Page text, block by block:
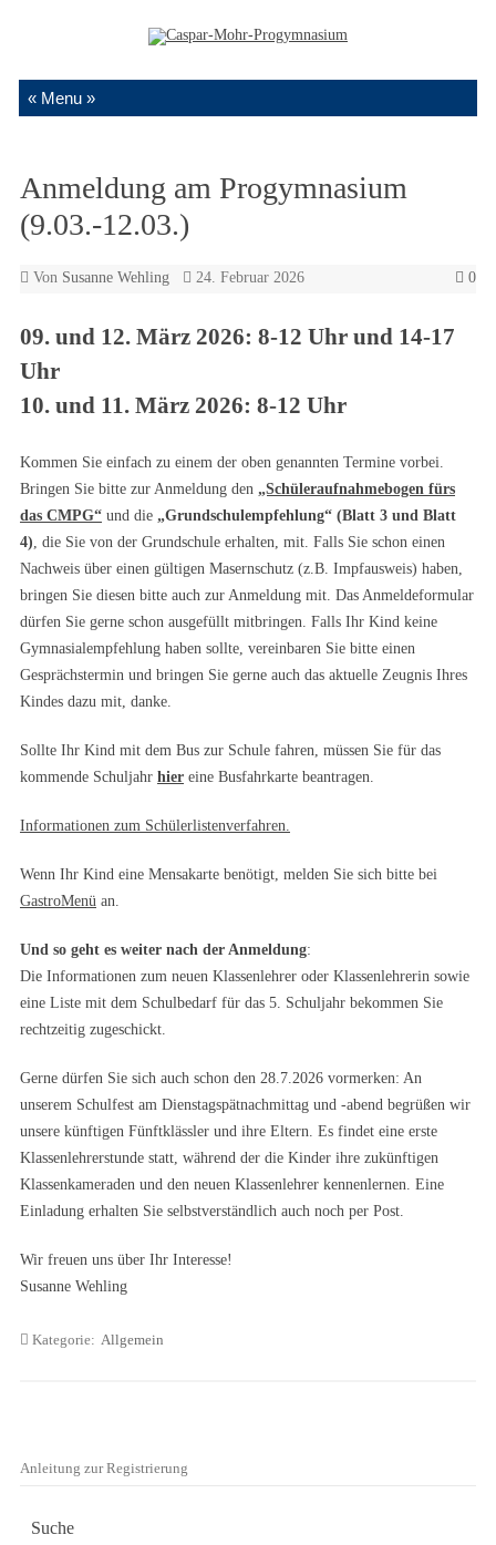
Zum Inhalt springen
Anmeldung am Progymnasium
(9.03.-12.03.)
Von Susanne Wehling 24. Februar 2026 0
09. und 12. März 2026: 8-12 Uhr und 14-17
Uhr
10. und 11. März 2026: 8-12 Uhr
Kommen Sie einfach zu einem der oben genannten Termine vorbei.
Bringen Sie bitte zur Anmeldung den „Schüleraufnahmebogen fürs
das CMPG“ und die „Grundschulempfehlung“ (Blatt 3 und Blatt
4), die Sie von der Grundschule erhalten, mit. Falls Sie schon einen
Nachweis über einen gültigen Masernschutz (z.B. Impfausweis) haben,
bringen Sie diesen bitte auch zur Anmeldung mit. Das Anmeldeformular
dürfen Sie gerne schon ausgefüllt mitbringen. Falls Ihr Kind keine
Gymnasialempfehlung haben sollte, vereinbaren Sie bitte einen
Gesprächstermin und bringen Sie gerne auch das aktuelle Zeugnis Ihres
Kindes dazu mit, danke.
Sollte Ihr Kind mit dem Bus zur Schule fahren, müssen Sie für das
kommende Schuljahr hier eine Busfahrkarte beantragen.
Informationen zum Schülerlistenverfahren.
Wenn Ihr Kind eine Mensakarte benötigt, melden Sie sich bitte bei
GastroMenü an.
Und so geht es weiter nach der Anmeldung:
Die Informationen zum neuen Klassenlehrer oder Klassenlehrerin sowie
eine Liste mit dem Schulbedarf für das 5. Schuljahr bekommen Sie
rechtzeitig zugeschickt.
Gerne dürfen Sie sich auch schon den 28.7.2026 vormerken: An
unserem Schulfest am Dienstagspätnachmittag und -abend begrüßen wir
unsere künftigen Fünftklässler und ihre Eltern. Es findet eine erste
Klassenlehrerstunde statt, während der die Kinder ihre zukünftigen
Klassenkameraden und den neuen Klassenlehrer kennenlernen. Eine
Einladung erhalten Sie selbstverständlich auch noch per Post.
Wir freuen uns über Ihr Interesse!
Susanne Wehling
Kategorie: Allgemein
Anleitung zur Registrierung
Suche